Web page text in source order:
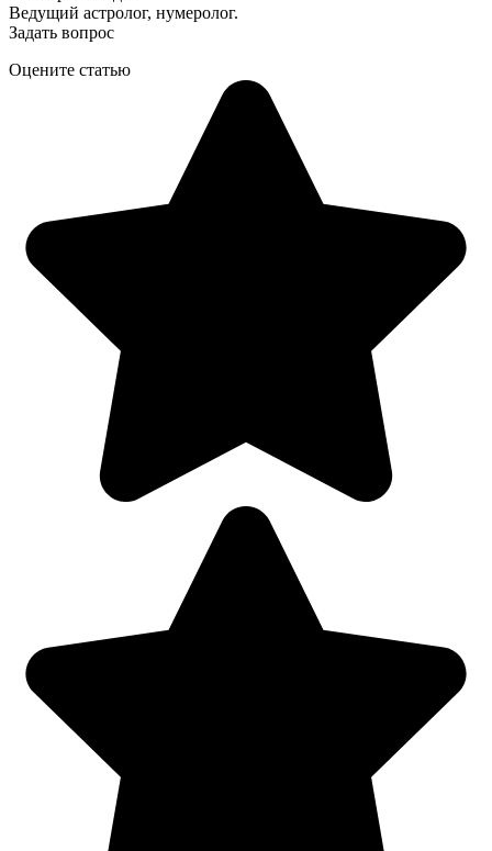
Ведущий астролог, нумеролог.
Задать вопрос
Оцените статью